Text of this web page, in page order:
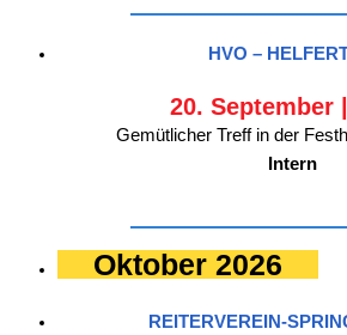
HVO –
20. September
Gemütlicher Treff in der
Intern
Oktober 2026
REITERVEREIN-